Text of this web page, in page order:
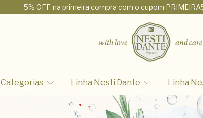
5% OFF na primeira compra com o cupom
Categorias Linha Nesti Dante Linha